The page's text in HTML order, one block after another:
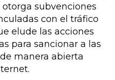
subvenciones
con el tráfico
elude las acciones
para sancionar a las
manera abierta